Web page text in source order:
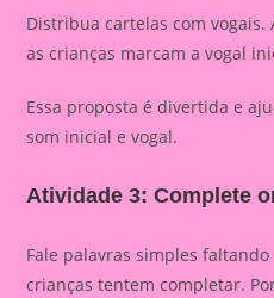
Distribua cartelas com vogais.
as crianças marcam a vogal
Essa proposta é divertida e
som inicial e vogal.
Atividade 3: Complete
Fale palavras simples
crianças tentem completar. Por